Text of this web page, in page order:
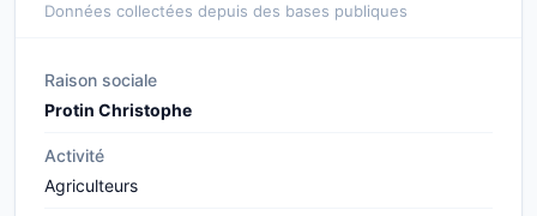
Données collectées depuis des bases publiques
Raison sociale
Protin Christophe
Activité
Agriculteurs